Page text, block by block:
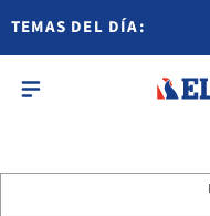
TEMAS DEL DÍA: